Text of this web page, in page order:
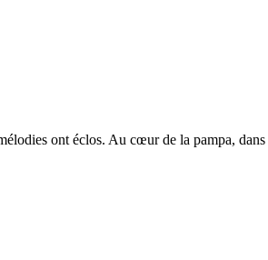
ont éclos. Au cœur de la pampa,